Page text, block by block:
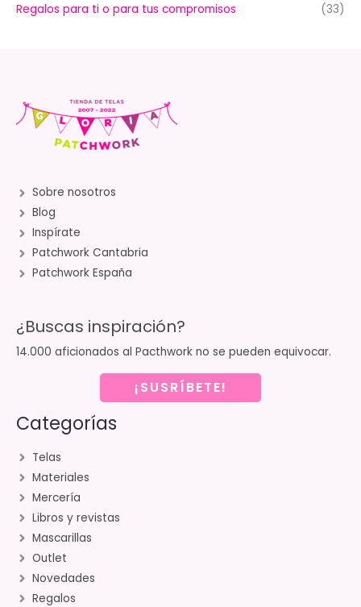
Regalos para ti o para tus compromisos
(33)
Sobre nosotros
Blog
Inspírate
Patchwork Cantabria
Patchwork España
¿Buscas inspiración?
14.000 aficionados al Pacthwork no se pueden equivocar.
¡SUSRÍBETE!
Categorías
Telas
Materiales
Mercería
Libros y revistas
Mascarillas
Outlet
Novedades
Regalos